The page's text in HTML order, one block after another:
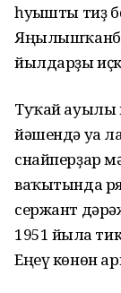
һуғышты тиҙ
йылдарҙы
Туҡай ауылы
йәшендә уға
снайперҙар
ваҡытында
сержант
1951 йылға
Еңеү көнөн